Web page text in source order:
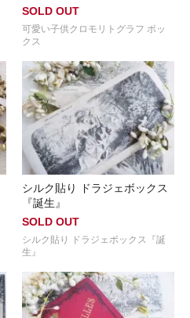
SOLD OUT
可愛い子供クロモリトグラフ ボッ
クス
シルク貼り ドラジェボックス
『誕生』
SOLD OUT
シルク貼り ドラジェボックス『誕
生』